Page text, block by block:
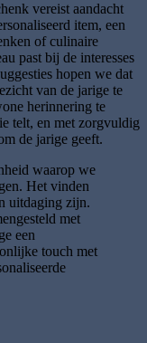
vereist aandacht
item, een
of culinaire
past bij de interesses
hopen we dat
van de jarige te
herinnering te
telt, en met zorgvuldig
de jarige geeft.
waarop we
Het vinden
uitdaging zijn.
met
een
touch met